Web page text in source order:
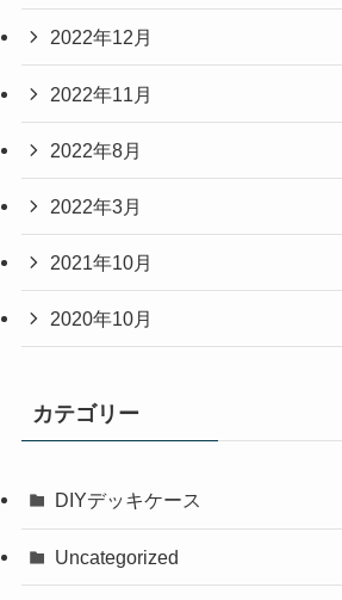
2022年12月
2022年11月
2022年8月
2022年3月
2021年10月
2020年10月
カテゴリー
DIYデッキケース
Uncategorized